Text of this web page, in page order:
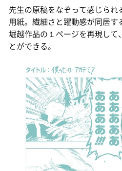
先生の原稿をなぞって感じら
用紙。繊細さと躍動感が同居す
堀越作品の１ページを再現して
とができる。